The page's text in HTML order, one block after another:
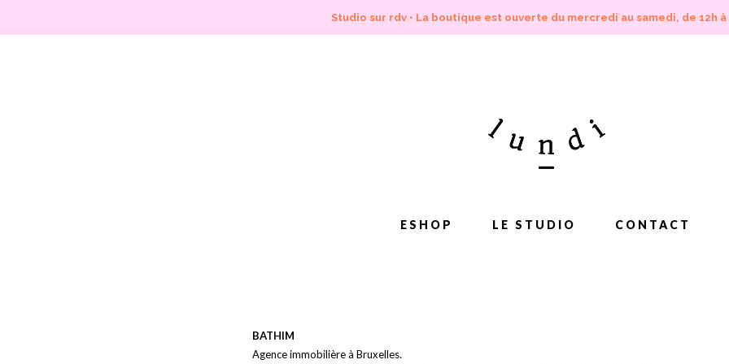
Studio sur rdv • La boutique est ouverte du mercredi au samedi, de 12h à
ESHOP LE STUDIO CONTACT
BATHIM
Agence immobilière à Bruxelles.